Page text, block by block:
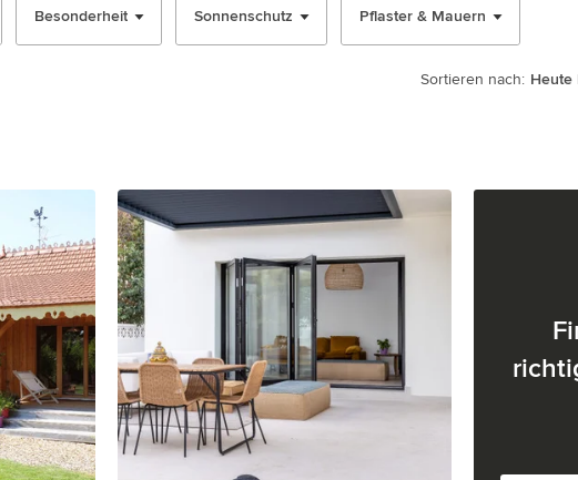
Besonderheit Sonnenschutz Pflaster & Mauern
Sortieren nach: Heute